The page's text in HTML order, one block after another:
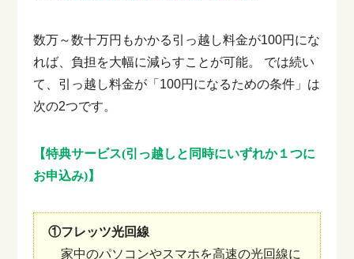
数万～数十万円もかかる引っ越し料金が100円にな
れば、負担を大幅に減らすことが可能。
では続い
て、引っ越し料金が「100円になるための条件」は
次の2つです。
【特典サービス(引っ越しと同時にいずれか１つに
お申込み)】
①フレッツ光回線
家中のパソコンやスマホを高速の光回線に